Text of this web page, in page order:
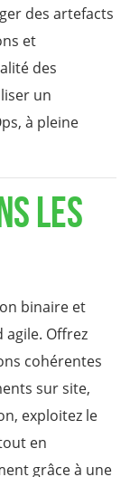
des artefacts
et
des
un
à pleine
les
binaire et
agile. Offrez
cohérentes
sur site,
exploitez le
en
grâce à une